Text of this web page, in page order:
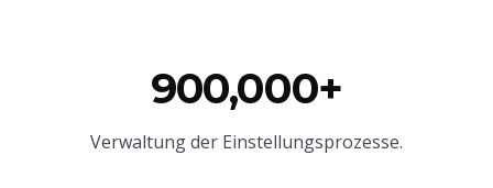
900,000+
Verwaltung der Einstellungsprozesse.